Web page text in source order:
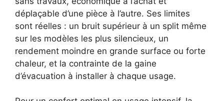
déplaçable d’une pièce à l’autre. Ses limites
sont réelles : un bruit supérieur à un split même
sur les modèles les plus silencieux, un
rendement moindre en grande surface ou forte
chaleur, et la contrainte de la gaine
d’évacuation à installer à chaque usage.